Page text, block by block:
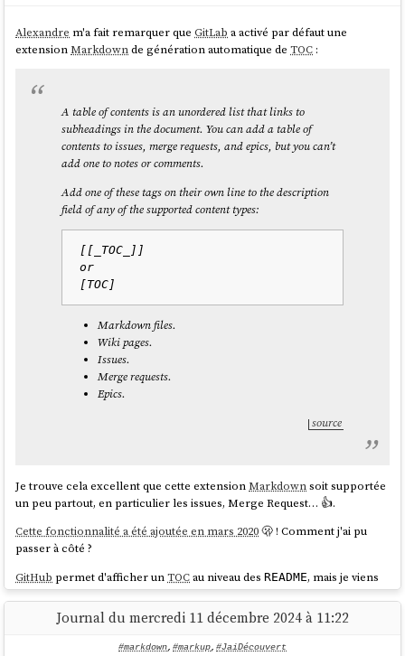
J'ai cherché à retracer l'origine de cette pratique et elle semble très
On retrouve cette syntaxe notamment dans le livre
Programming Environment(pdf), publié en 1984.
Ne pas inclure de$si un bloc ne contient
aucune sortie de commande
La règle de Markdownlint aborde ce sujet :
MD014 - Dollar signs used before commands without
Tags: code
Aliases: commands-show-output
This rule is triggered when there are code blocks showing
shell commands to be typed, and the shell commands are
$ cat foo
The dollar signs are unnecessary in the above situation,
and should not be included:
cat foo
Alexandre m'a fait remarquer queGitLab a activé par défaut une
extensionMarkdownde génération automatique deTOC :
A table of contents is an unordered list that links to
subheadings in the document. You can add a table of
contents to issues, merge requests, and epics, but you can’t
add one to notes or comments.
Add one of these tags on their own line to the description
field of any of the supported content types:
[[_TOC_]]
or
Markdown files.
Wiki pages.
Issues.
Merge requests.
Epics.
source
Je trouve cela excellent que cette extensionMarkdownsoit supportée
un peu partout, en particulier les issues, Merge Request… 👍️.
Cette fonctionnalité a été ajoutée en mars 2020🫢 ! Comment j'ai pu
passer à côté ?
GitHub permet d'afficher unTOCau niveau desREADME, mais je viens
de vérifier,GitHubne semble pas supporter cette extensionTOC
Markdown
au niveau des issues…Pull Request
Journal du mercredi 11 décembre 2024 à 11:22
#markdown, #markup, #JaiDécouvert